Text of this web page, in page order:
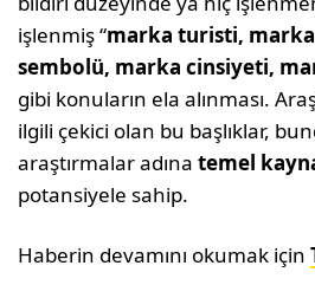
işlenmiş “marka turisti,
sembolü, marka cinsiyeti,
gibi konuların ela alınması.
ilgili çekici olan bu başlıklar,
araştırmalar adınatemel
potansiyele sahip.
Haberin devamını okumak için